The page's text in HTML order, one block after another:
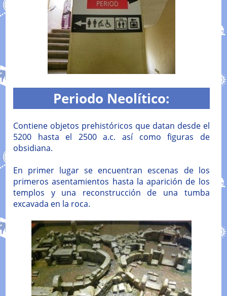
Periodo Neolítico:
Contiene objetos prehistóricos que datan desde el
5200 hasta el 2500 a.c. así como figuras de
obsidiana.
En primer lugar se encuentran escenas de los
primeros asentamientos hasta la aparición de los
templos y una reconstrucción de una tumba
excavada en la roca.